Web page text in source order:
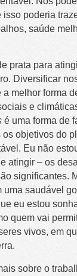
poderia
saúde
prata para
Diversificar
melhor forma
e
é uma forma de
objetivos do
Eu não
atingir – os
significantes.
uma saudável
eu estou
quem vai
vivos, em
sobre o